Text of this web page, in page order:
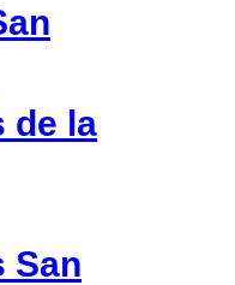
de la
San